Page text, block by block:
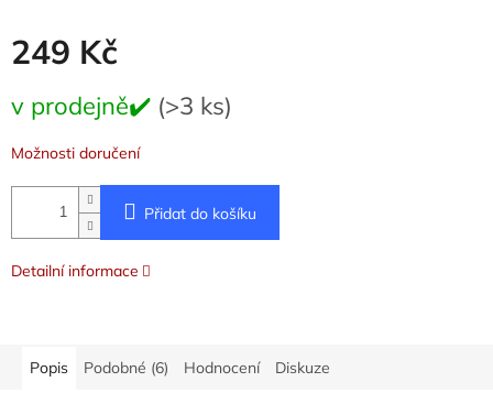
249 Kč
cena:
v prodejně✔️ (>3 ks)
Možnosti doručení
Přidat do košíku
Detailní informace
Popis Podobné (6) Hodnocení Diskuze